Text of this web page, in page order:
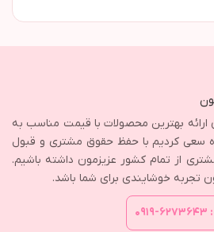
بهترین محصولات با قیمت مناسب به
سعی کردیم با حفظ حقوق مشتری و قبول
از تمام کشور عزیزمون داشته باشیم.
تجربه خوشایندی برای شما باشد.